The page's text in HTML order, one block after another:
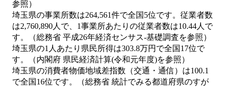
参照）
埼玉県の事業所数は264,561件で全国5位です。従業者数
は2,760,890人で、1事業所あたりの従業者数は10.44人で
す。（総務省 平成26年経済センサス‐基礎調査を参照）
埼玉県の1人あたり県民所得は303.8万円で全国17位で
す。（内閣府 県民経済計算(令和元年度)を参照）
埼玉県の消費者物価地域差指数（交通・通信）は100.1
で全国16位です。（総務省 統計でみる都道府県のすが